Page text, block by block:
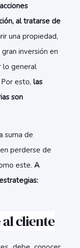
al tratarse de
una propiedad,
inversión en
lo general
esto, las
son
suma de
perderse de
este. A
al cliente